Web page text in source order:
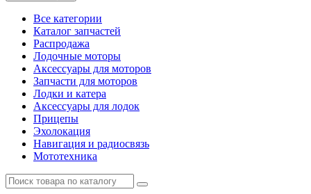
Все категории
Каталог запчастей
Распродажа
Лодочные моторы
Аксессуары для моторов
Запчасти для моторов
Лодки и катера
Аксессуары для лодок
Прицепы
Эхолокация
Навигация и радиосвязь
Мототехника